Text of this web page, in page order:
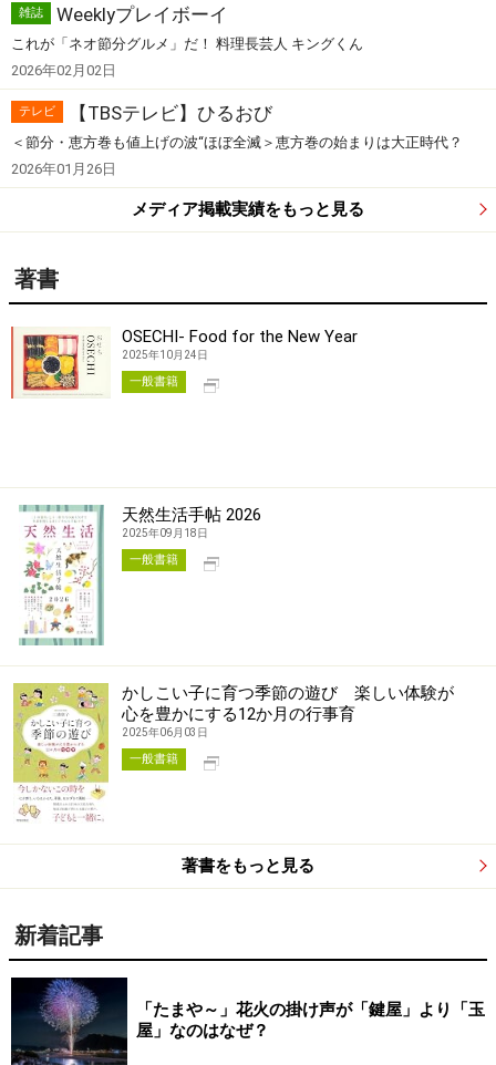
雑誌 Weeklyプレイボーイ
これが「ネオ節分グルメ」だ！ 料理長芸人 キングくん
2026年02月02日
テレビ 【TBSテレビ】ひるおび
＜節分・恵方巻も値上げの波“ほぼ全滅＞恵方巻の始まりは大正時代？
2026年01月26日
メディア掲載実績をもっと見る
著書
OSECHI- Food for the New Year
2025年10月24日
一般書籍
天然生活手帖 2026
2025年09月18日
一般書籍
かしこい子に育つ季節の遊び 楽しい体験が
心を豊かにする12か月の行事育
2025年06月03日
一般書籍
著書をもっと見る
新着記事
「たまや～」花火の掛け声が「鍵屋」より「玉
屋」なのはなぜ？